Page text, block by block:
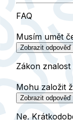
FAQ
Musím umět
Zobrazit odpověď
Zákon
Mohu založit
Zobrazit odpověď
Ne.